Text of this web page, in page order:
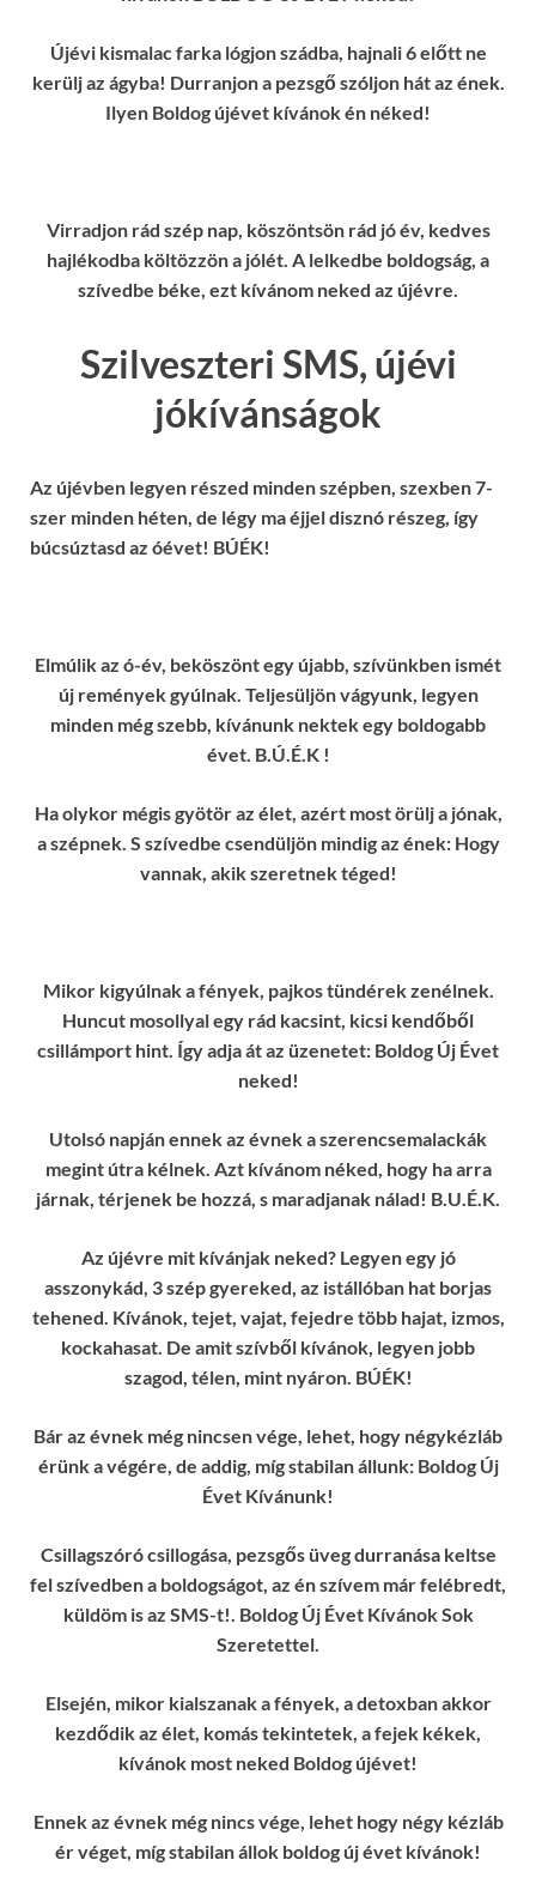
Újévi kismalac farka lógjon szádba, hajnali 6 előtt ne
kerülj az ágyba! Durranjon a pezsgő szóljon hát az ének.
Ilyen Boldog újévet kívánok én néked!
Virradjon rád szép nap, köszöntsön rád jó év, kedves
hajlékodba költözzön a jólét. A lelkedbe boldogság, a
szívedbe béke, ezt kívánom neked az újévre.
Szilveszteri SMS, újévi
jókívánságok
Az újévben legyen részed minden szépben, szexben 7-
szer minden héten, de légy ma éjjel disznó részeg, így
búcsúztasd az óévet! BÚÉK!
Elmúlik az ó-év, beköszönt egy újabb, szívünkben ismét
új remények gyúlnak. Teljesüljön vágyunk, legyen
minden még szebb, kívánunk nektek egy boldogabb
évet. B.Ú.É.K !
Ha olykor mégis gyötör az élet, azért most örülj a jónak,
a szépnek. S szívedbe csendüljön mindig az ének: Hogy
vannak, akik szeretnek téged!
Mikor kigyúlnak a fények, pajkos tündérek zenélnek.
Huncut mosollyal egy rád kacsint, kicsi kendőből
csillámport hint. Így adja át az üzenetet: Boldog Új Évet
neked!
Utolsó napján ennek az évnek a szerencsemalackák
megint útra kélnek. Azt kívánom néked, hogy ha arra
járnak, térjenek be hozzá, s maradjanak nálad! B.U.É.K.
Az újévre mit kívánjak neked? Legyen egy jó
asszonykád, 3 szép gyereked, az istállóban hat borjas
tehened. Kívánok, tejet, vajat, fejedre több hajat, izmos,
kockahasat. De amit szívből kívánok, legyen jobb
szagod, télen, mint nyáron. BÚÉK!
Bár az évnek még nincsen vége, lehet, hogy négykézláb
érünk a végére, de addig, míg stabilan állunk: Boldog Új
Évet Kívánunk!
Csillagszóró csillogása, pezsgős üveg durranása keltse
fel szívedben a boldogságot, az én szívem már felébredt,
küldöm is az SMS-t!. Boldog Új Évet Kívánok Sok
Szeretettel.
Elsején, mikor kialszanak a fények, a detoxban akkor
kezdődik az élet, komás tekintetek, a fejek kékek,
kívánok most neked Boldog újévet!
Ennek az évnek még nincs vége, lehet hogy négy kézláb
ér véget, míg stabilan állok boldog új évet kívánok!